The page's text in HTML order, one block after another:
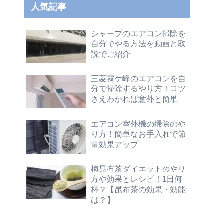
人気記事
シャープのエアコン掃除を
自分でやる方法を動画と取
説でご紹介
三菱霧ケ峰のエアコンを自
分で掃除するやり方！コツ
さえわかれば意外と簡単
エアコン室外機の掃除のや
り方！簡単なお手入れで節
電効果アップ
梅昆布茶ダイエットのやり
方や効果とレシピ！1日何
杯？【昆布茶の効果・効能
は？】